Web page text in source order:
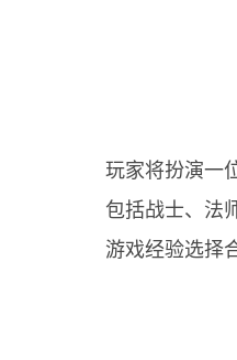
玩家将扮演一
包括战士、法
游戏经验选择